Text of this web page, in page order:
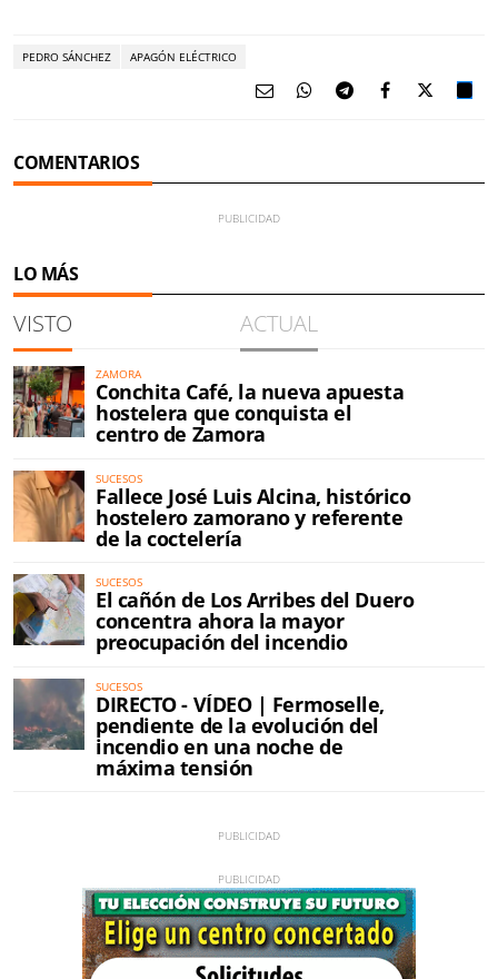
PEDRO SÁNCHEZ APAGÓN ELÉCTRICO
COMENTARIOS
LO MÁS
VISTO ACTUAL
ZAMORA
Conchita Café, la nueva apuesta
hostelera que conquista el
centro de Zamora
SUCESOS
Fallece José Luis Alcina, histórico
hostelero zamorano y referente
de la coctelería
SUCESOS
El cañón de Los Arribes del Duero
concentra ahora la mayor
preocupación del incendio
SUCESOS
DIRECTO - VÍDEO | Fermoselle,
pendiente de la evolución del
incendio en una noche de
máxima tensión